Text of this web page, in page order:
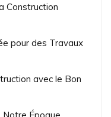
Construction
pour des Travaux
avec le Bon